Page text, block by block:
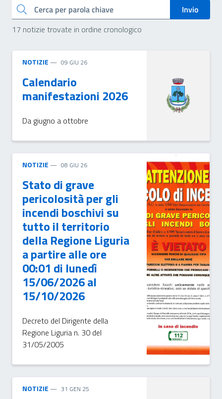
Cerca
Invio
17 notizie trovate in ordine cronologico
NOTIZIE 09 GIU 26
Calendario
manifestazioni 2026
Da giugno a ottobre
NOTIZIE 08 GIU 26
Stato di grave
pericolosità per gli
incendi boschivi su
tutto il territorio
della Regione Liguria
a partire alle ore
00:01 di lunedì
15/06/2026 al
15/10/2026
Decreto del Dirigente della
Regione Liguria n. 30 del
31/05/2005
NOTIZIE 31 GEN 25